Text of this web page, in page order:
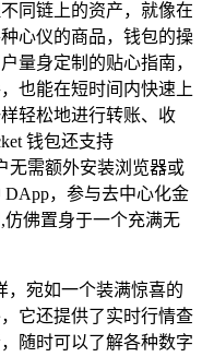
同链上的资产，就像在
心仪的商品，钱包的操
量身定制的贴心指南，
也能在短时间内快速上
轻松地进行转账、收
钱包还支持
无需额外安装浏览器或
，参与去中心化金
佛置身于一个充满无
，宛如一个装满惊喜的
它还提供了实时行情查
随时可以了解各种数字